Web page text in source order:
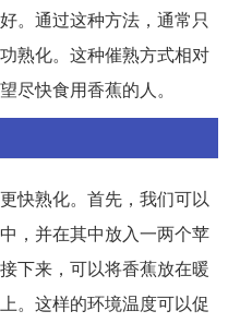
。通过这种方法，通常只
熟化。这种催熟方式相对
尽快食用香蕉的人。
快熟化。首先，我们可以
，并在其中放入一两个苹
下来，可以将香蕉放在暖
。这样的环境温度可以促